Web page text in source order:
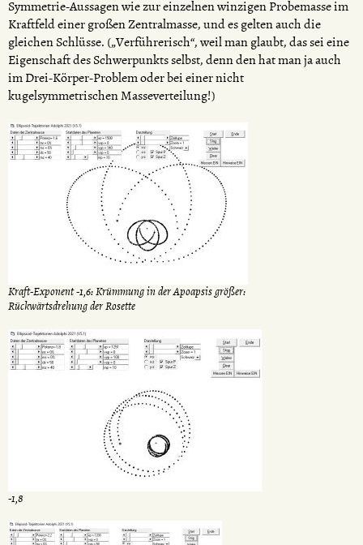
Symmetrie-Aussagen wie zur einzelnen winzigen Probemasse im
Kraftfeld einer großen Zentralmasse, und es gelten auch die
gleichen Schlüsse. („Verführerisch“, weil man glaubt, das sei eine
Eigenschaft des Schwerpunkts selbst, denn den hat man ja auch
im Drei-Körper-Problem oder bei einer nicht
kugelsymmetrischen Masseverteilung!)
Kraft-Exponent -1,6: Krümmung in der Apoapsis größer:
Rückwärtsdrehung der Rosette
-1,8